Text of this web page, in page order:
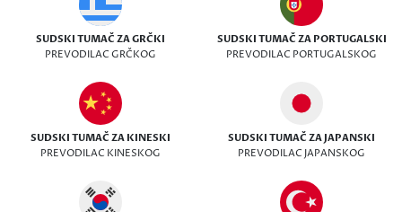
SUDSKI TUMAČ ZA GRČKI
PREVODILAC GRČKOG
SUDSKI TUMAČ ZA PORTUGALSKI
PREVODILAC PORTUGALSKOG
SUDSKI TUMAČ ZA KINESKI
PREVODILAC KINESKOG
SUDSKI TUMAČ ZA JAPANSKI
PREVODILAC JAPANSKOG